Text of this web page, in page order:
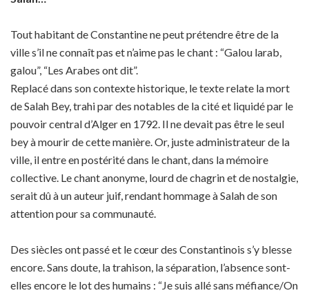
Tout habitant de Constantine ne peut prétendre être de la
ville s’il ne connaît pas et n’aime pas le chant : “Galou larab,
galou”, “Les Arabes ont dit”.
Replacé dans son contexte historique, le texte relate la mort
de Salah Bey, trahi par des notables de la cité et liquidé par le
pouvoir central d’Alger en 1792. Il ne devait pas être le seul
bey à mourir de cette manière. Or, juste administrateur de la
ville, il entre en postérité dans le chant, dans la mémoire
collective. Le chant anonyme, lourd de chagrin et de nostalgie,
serait dû à un auteur juif, rendant hommage à Salah de son
attention pour sa communauté.
Des siècles ont passé et le cœur des Constantinois s’y blesse
encore. Sans doute, la trahison, la séparation, l’absence sont-
elles encore le lot des humains : “Je suis allé sans méfiance/On